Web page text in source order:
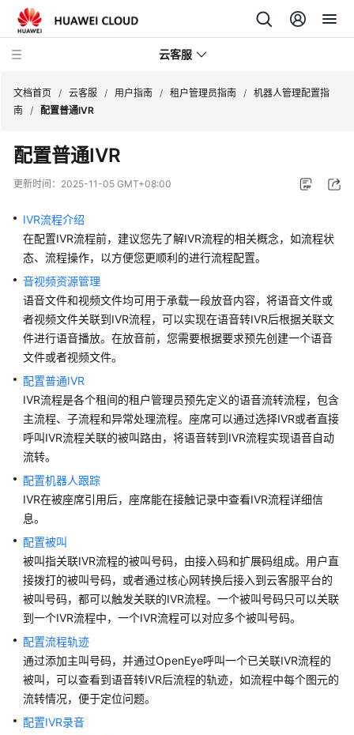
云客服
产
品
介
快
速
入
门
用
户
指
云
控
制
台
操
作
租
户
管
理
员
指
认
识
文档首页 / 云客服 / 用户指南 / 租户管理员指南 / 机器人管理配置指
南 / 配置普通IVR
配置普通IVR
更新时间： 2025-11-05 GMT+08:00
IVR流程介绍
在配置IVR流程前，建议您先了解IVR流程的相关概念，如流程状
态、流程操作，以方便您更顺利的进行流程配置。
音视频资源管理
语音文件和视频文件均可用于承载一段放音内容，将语音文件或
者视频文件关联到IVR流程，可以实现在语音转IVR后根据关联文
件进行语音播放。在放音前，您需要根据要求预先创建一个语音
文件或者视频文件。
配置普通IVR
IVR流程是各个租间的租户管理员预先定义的语音流转流程，包含
主流程、子流程和异常处理流程。座席可以通过选择IVR或者直接
呼叫IVR流程关联的被叫路由，将语音转到IVR流程实现语音自动
流转。
配置机器人跟踪
IVR在被座席引用后，座席能在接触记录中查看IVR流程详细信
息。
配置被叫
被叫指关联IVR流程的被叫号码，由接入码和扩展码组成。用户直
接拨打的被叫号码，或者通过核心网转换后接入到云客服平台的
被叫号码，都可以触发关联的IVR流程。一个被叫号码只可以关联
到一个IVR流程中，一个IVR流程可以对应多个被叫号码。
配置流程轨迹
通过添加主叫号码，并通过OpenEye呼叫一个已关联IVR流程的
被叫，可以查看到语音转IVR后流程的轨迹，如流程中每个图元的
流转情况，便于定位问题。
配置IVR录音